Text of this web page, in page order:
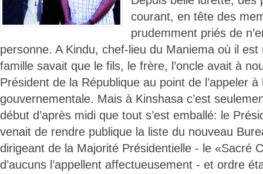
courant, en tête des
prudemment priés de
personne. A Kindu, chef-lieu du Maniema où il
famille savait que le fils, le frère, l’oncle avait à
Président de la République au point de l’appeler
gouvernementale. Mais à Kinshasa c’est
début d’après midi que tout s’est emballé: le
venait de rendre publique la liste du nouveau
dirigeant de la Majorité Présidentielle - le «Sacré
d’aucuns l’appellent affectueusement - et ordre